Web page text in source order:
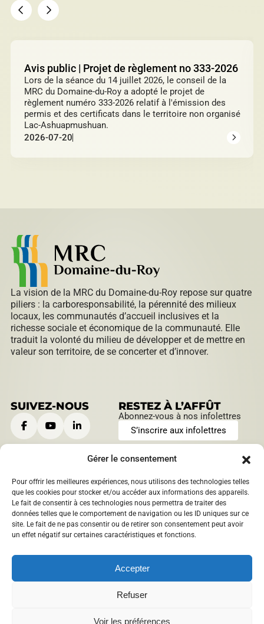
Gérer le consentement
Pour offrir les meilleures expériences, nous utilisons des technologies telles
que les cookies pour stocker et/ou accéder aux informations des appareils.
Le fait de consentir à ces technologies nous permettra de traiter des
données telles que le comportement de navigation ou les ID uniques sur ce
site. Le fait de ne pas consentir ou de retirer son consentement peut avoir
un effet négatif sur certaines caractéristiques et fonctions.
Accepter
Refuser
Voir les préférences
Avis public | Projet de règlement no 333-2026
Lors de la séance du 14 juillet 2026, le conseil de la
MRC du Domaine-du-Roy a adopté le projet de
règlement numéro 333-2026 relatif à l'émission des
permis et des certificats dans le territoire non organisé
Lac-Ashuapmushuan.
2026-07-20
La vision de la MRC du Domaine-du-Roy repose sur quatre
piliers : la carboresponsabilité, la pérennité des milieux
locaux, les communautés d’accueil inclusives et la
richesse sociale et économique de la communauté. Elle
traduit la volonté du milieu de développer et de mettre en
valeur son territoire, de se concerter et d’innover.
SUIVEZ-NOUS RESTEZ À L’AFFÛT
Abonnez-vous à nos infolettres
S’inscrire aux infolettres
CONTACTEZ-NOUS
901, boulevard Saint-Joseph
Roberval, Québec,Canada
1209 boulevard Sacré-Coeur
Saint-Félicien, Québec,
info@​mrcdomaineduroy.ca
HEURES D’OUVERTURE
Lundi au jeudi:
9 h à 12 h | 13 h à 16 h
Vendredi:
9 h à 12 h
Politique de confidentialité